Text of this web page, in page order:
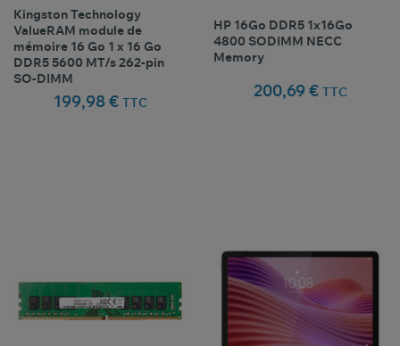
Kingston Technology
ValueRAM module de
mémoire 16 Go 1 x 16 Go
DDR5 5600 MT/s 262-pin
SO-DIMM
199,98 € TTC
HP 16Go DDR5 1x16Go
4800 SODIMM NECC
Memory
200,69 € TTC